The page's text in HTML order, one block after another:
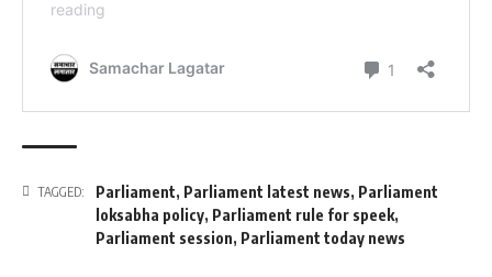
TAGGED: Parliament, Parliament latest news, Parliament
loksabha policy, Parliament rule for speek,
Parliament session, Parliament today news